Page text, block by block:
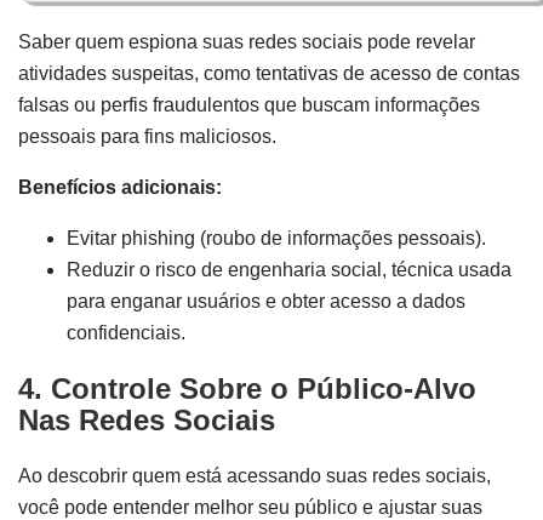
Saber quem espiona suas redes sociais pode revelar
atividades suspeitas, como tentativas de acesso de contas
falsas ou perfis fraudulentos que buscam informações
pessoais para fins maliciosos.
Benefícios adicionais:
Evitar phishing (roubo de informações pessoais).
Reduzir o risco de engenharia social, técnica usada
para enganar usuários e obter acesso a dados
confidenciais.
4. Controle Sobre o Público-Alvo
Nas Redes Sociais
Ao descobrir quem está acessando suas redes sociais,
você pode entender melhor seu público e ajustar suas